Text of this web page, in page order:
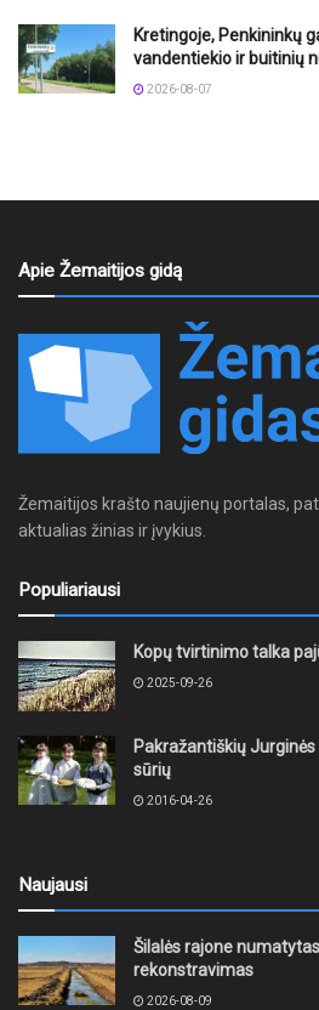
Kretingoje, Penkininkų
vandentiekio ir buitinių
2026-08-07
Apie Žemaitijos gidą
Žemaitijos krašto naujienų portalas,
aktualias žinias ir įvykius.
Populiariausi
Kopų tvirtinimo talka
2025-09-26
Pakražantiškių
sūrių
2016-04-26
Naujausi
Šilalės rajone
rekonstravimas
2026-08-09